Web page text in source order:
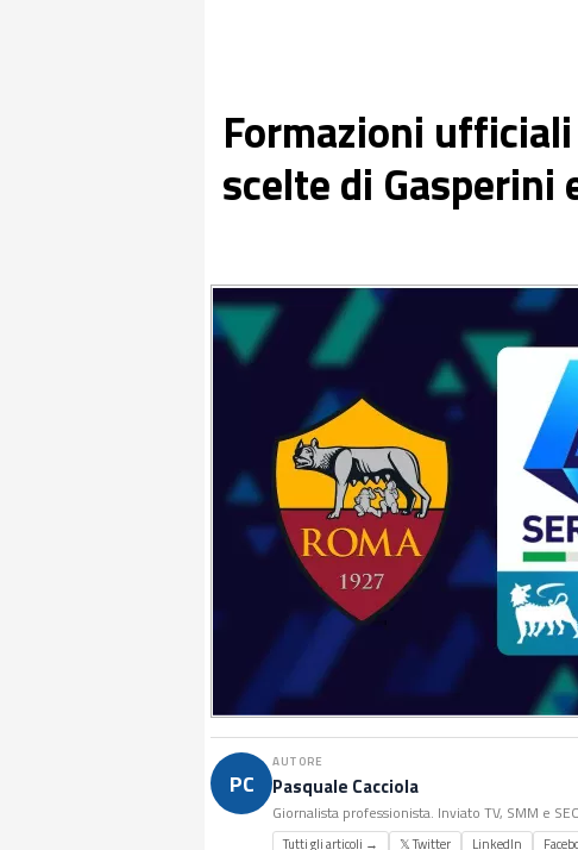
Formazioni
scelte di Gasperini
PC
AUTORE
Pasquale Cacciola
Giornalista professionista. Inviato TV, SMM e
Tutti gli articoli → 𝕏 Twitter LinkedIn